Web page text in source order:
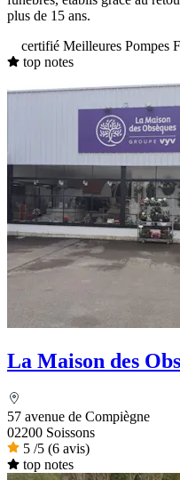
plus de 15 ans.
certifié Meilleures Pompes
top notes
La Maison des
57 avenue de Compiègne
02200 Soissons
5 /5 (6 avis)
top notes